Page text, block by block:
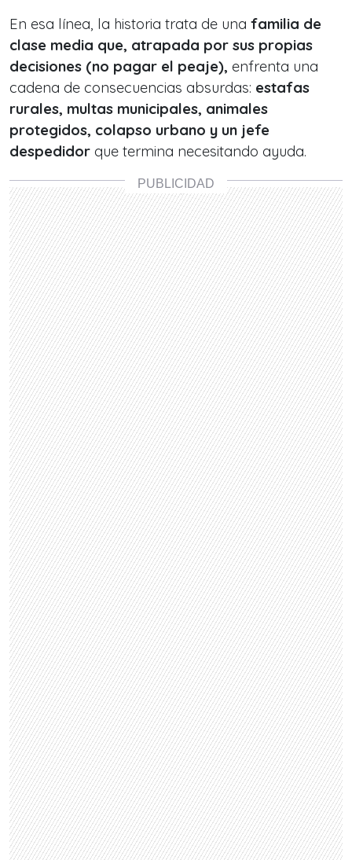
En esa línea, la historia trata de una familia de
clase media que, atrapada por sus propias
decisiones (no pagar el peaje), enfrenta una
cadena de consecuencias absurdas: estafas
rurales, multas municipales, animales
protegidos, colapso urbano y un jefe
despedidor que termina necesitando ayuda.